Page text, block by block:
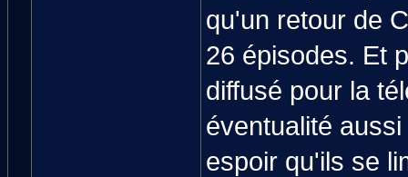
qu'un retour de
26 épisodes. Et
diffusé pour la
éventualité
espoir qu'ils se